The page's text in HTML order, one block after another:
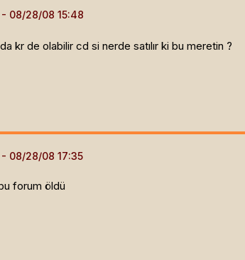
kr de olabilir cd si nerde satılır ki bu meretin ?
forum öldü